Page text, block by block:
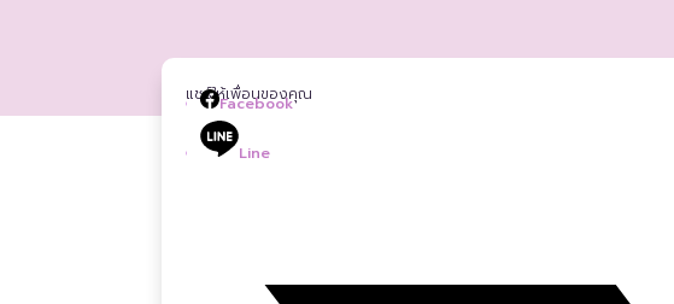
แชร์ให้เพื่อนของคุณ
Facebook
Line